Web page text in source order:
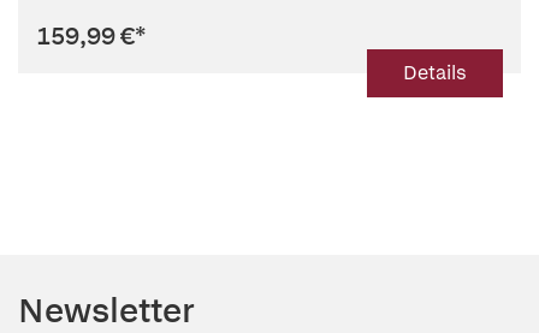
159,99 €*
Details
Newsletter